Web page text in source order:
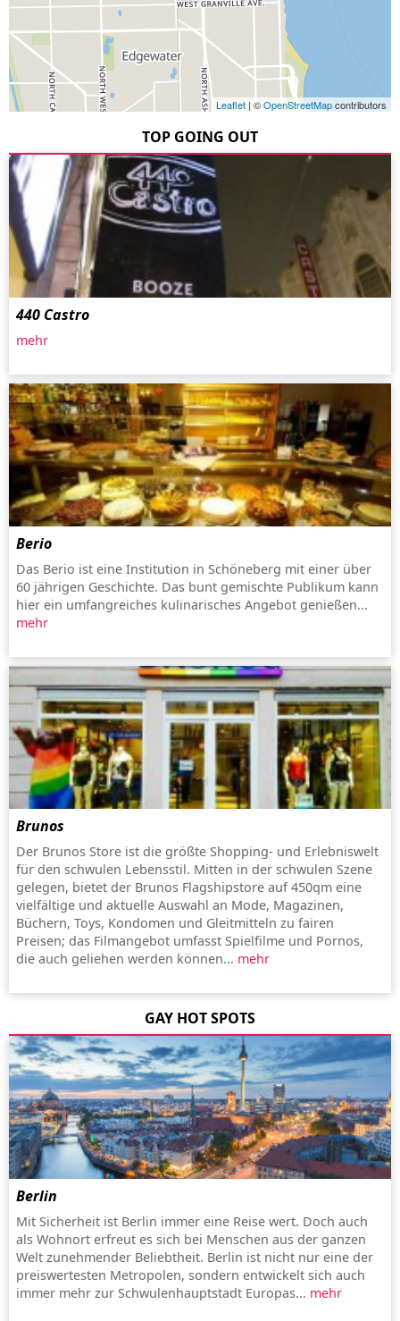
Leaflet | ©OpenStreetMapcontributors
TOP GOING OUT
440 Castro
mehr
Berio
Das Berio ist eine Institution in Schöneberg mit einer über
60 jährigen Geschichte. Das bunt gemischte Publikum kann
hier ein umfangreiches kulinarisches Angebot genießen...
mehr
Brunos
Der Brunos Store ist die größte Shopping- und Erlebniswelt
für den schwulen Lebensstil. Mitten in der schwulen Szene
gelegen, bietet der Brunos Flagshipstore auf 450qm eine
vielfältige und aktuelle Auswahl an Mode, Magazinen,
Büchern, Toys, Kondomen und Gleitmitteln zu fairen
Preisen; das Filmangebot umfasst Spielfilme und Pornos,
die auch geliehen werden können... mehr
GAY HOT SPOTS
Berlin
Mit Sicherheit ist Berlin immer eine Reise wert. Doch auch
als Wohnort erfreut es sich bei Menschen aus der ganzen
Welt zunehmender Beliebtheit. Berlin ist nicht nur eine der
preiswertesten Metropolen, sondern entwickelt sich auch
immer mehr zur Schwulenhauptstadt Europas... mehr